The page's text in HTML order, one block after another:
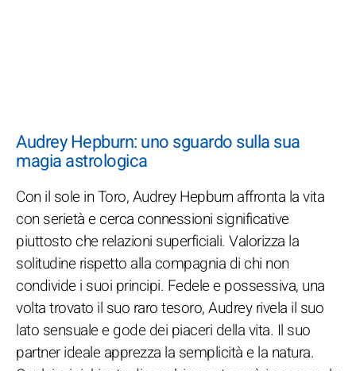
Audrey Hepburn: uno sguardo sulla sua
magia astrologica
Con il sole in Toro, Audrey Hepburn affronta la vita
con serietà e cerca connessioni significative
piuttosto che relazioni superficiali. Valorizza la
solitudine rispetto alla compagnia di chi non
condivide i suoi principi. Fedele e possessiva, una
volta trovato il suo raro tesoro, Audrey rivela il suo
lato sensuale e gode dei piaceri della vita. Il suo
partner ideale apprezza la semplicità e la natura.